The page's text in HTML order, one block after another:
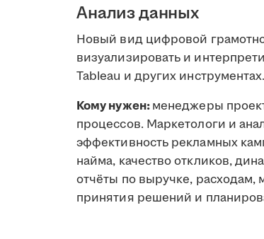
Анализ данных
Новый вид цифровой
визуализировать и
Tableau и других инструментах.
Кому нужен:менеджеры
процессов. Маркетологи и
эффективность рекламных
найма, качество откликов,
отчёты по выручке,
принятия решений и